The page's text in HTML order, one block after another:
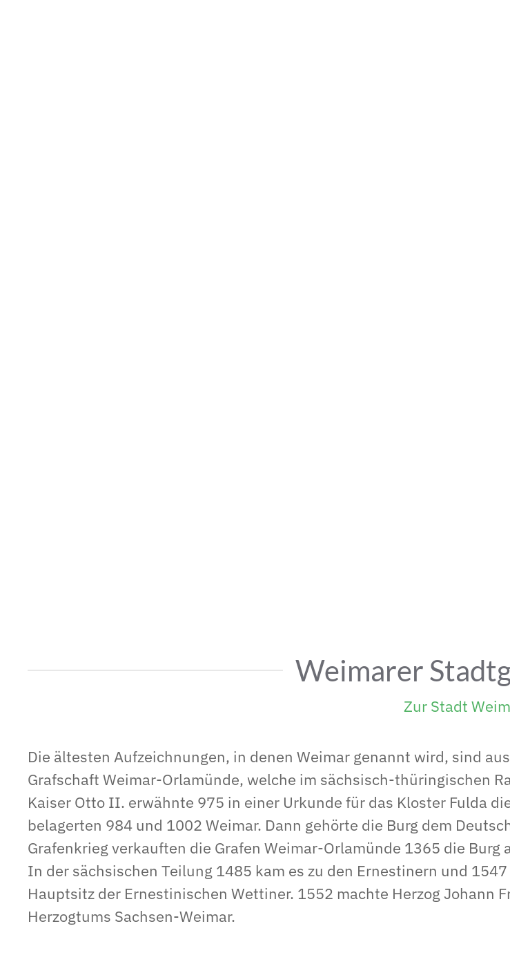
Weimarer
Zur Stadt
Die ältesten Aufzeichnungen, in denen Weimar genannt wird, sind
Grafschaft Weimar-Orlamünde, welche im sächsisch-thüringischen
Kaiser Otto II. erwähnte 975 in einer Urkunde für das Kloster Fulda
belagerten 984 und 1002 Weimar. Dann gehörte die Burg dem
Grafenkrieg verkauften die Grafen Weimar-Orlamünde 1365 die
In der sächsischen Teilung 1485 kam es zu den Ernestinern und
Hauptsitz der Ernestinischen Wettiner. 1552 machte Herzog Johann
Herzogtums Sachsen-Weimar.